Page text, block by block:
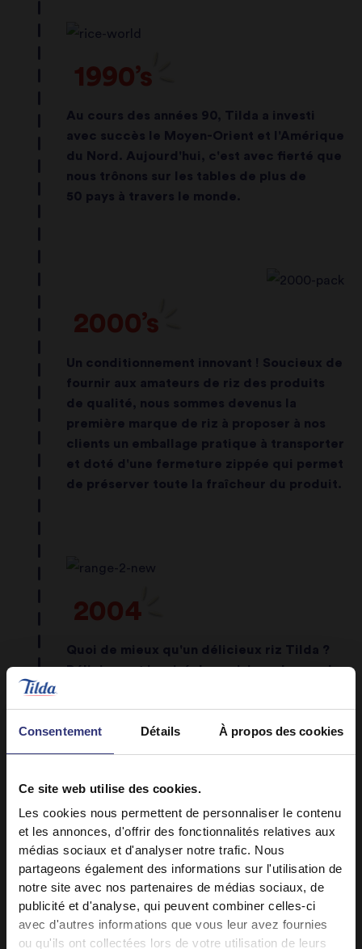
Consentement Détails À propos des cookies
Ce site web utilise des cookies.
Les cookies nous permettent de personnaliser le contenu
et les annonces, d'offrir des fonctionnalités relatives aux
médias sociaux et d'analyser notre trafic. Nous
partageons également des informations sur l'utilisation de
notre site avec nos partenaires de médias sociaux, de
publicité et d'analyse, qui peuvent combiner celles-ci
avec d'autres informations que vous leur avez fournies
ou qu'ils ont collectées lors de votre utilisation de leurs
1990’s
Au cours des années 90, Tilda a investi
avec succès le Moyen-Orient et l'Amérique
du Nord. Aujourd'hui, c'est avec fierté que
nous trônons sur les tables de plus de
50 pays à travers le monde.
2000’s
Un conditionnement innovant ! Soucieux de
fournir aux amateurs de riz des produits
de qualité, nous sommes devenus la
première marque de riz à proposer à nos
clients un emballage pratique à transporter
et doté d'une fermeture zippée qui permet
de préserver toute la fraîcheur du produit.
2004
Quoi de mieux qu'un délicieux riz Tilda ?
Délicieux et inspiré des cuisines du monde
en deux minutes seulement ! En 2010, nous
avons ouvert un site de production à
Rainham, où nous produisons nos très
Super Grains et pour les enfants.
2012